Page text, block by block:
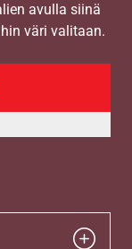
avulla siinä
väri valitaan.